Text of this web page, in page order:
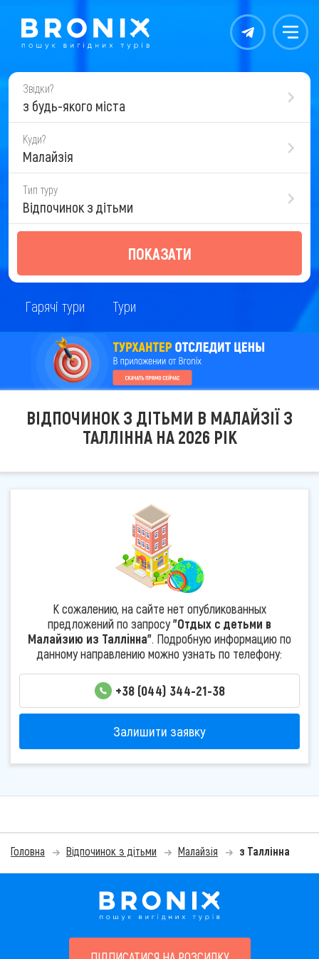
Контакты Меню
Звідки?
з будь-якого міста
Куди?
Малайзія
Тип туру
Відпочинок з дітьми
ПОКАЗАТИ
Гарячі тури Тури
ВІДПОЧИНОК З ДІТЬМИ В МАЛАЙЗІЇ З
ТАЛЛІННА НА 2026 РІК
К сожалению, на сайте нет опубликованных
предложений по запросу"Отдых с детьми в
Малайзию из Таллінна". Подробную информацию по
данному направлению можно узнать по телефону:
+38 (044) 344-21-38
Залишити заявку
Головна Відпочинок з дітьми Малайзія з Таллінна